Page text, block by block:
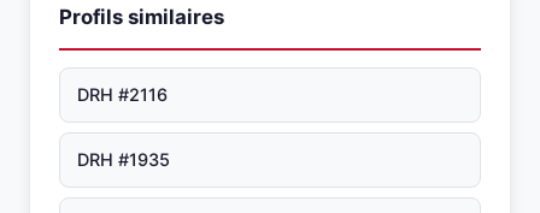
Profils similaires
DRH #2116
DRH #1935